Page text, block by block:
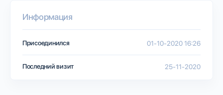
Информация
Присоединился 01-10-2020 16:26
Последний визит 25-11-2020